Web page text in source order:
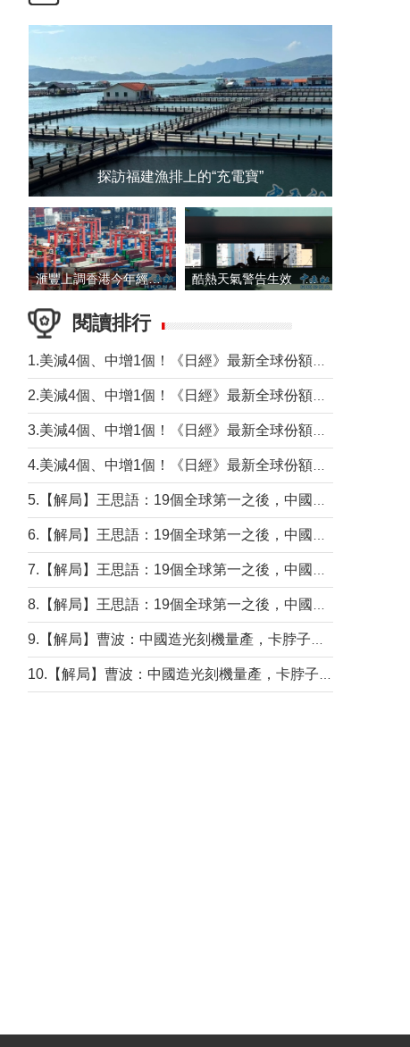
探訪福建漁排上的“充電寶”
滙豐上調香港今年經濟增長預測至4.5% 酷熱天氣警告生效 本港高溫持續至下周
閱讀排行